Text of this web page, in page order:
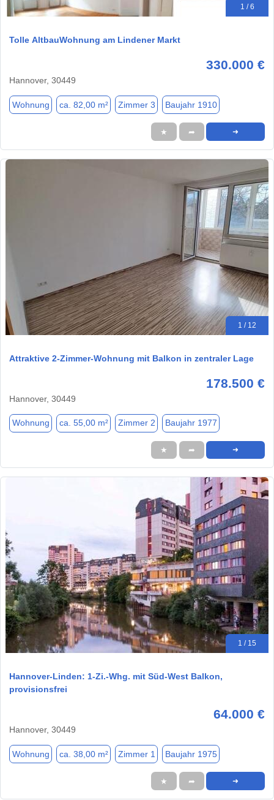
1 / 6
Tolle AltbauWohnung am Lindener Markt
330.000 €
Hannover, 30449
Wohnung ca. 82,00 m² Zimmer 3 Baujahr 1910
★ ➦ ➜
1 / 12
Attraktive 2-Zimmer-Wohnung mit Balkon in zentraler Lage
178.500 €
Hannover, 30449
Wohnung ca. 55,00 m² Zimmer 2 Baujahr 1977
★ ➦ ➜
1 / 15
Hannover-Linden: 1-Zi.-Whg. mit Süd-West Balkon,
provisionsfrei
64.000 €
Hannover, 30449
Wohnung ca. 38,00 m² Zimmer 1 Baujahr 1975
★ ➦ ➜